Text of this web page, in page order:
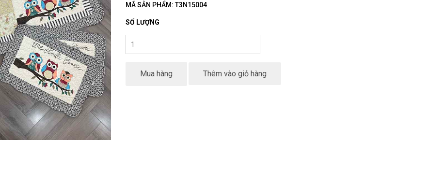
MÃ SẢN PHẨM: T3N15004
SỐ LƯỢNG
Mua hàng Thêm vào giỏ hàng